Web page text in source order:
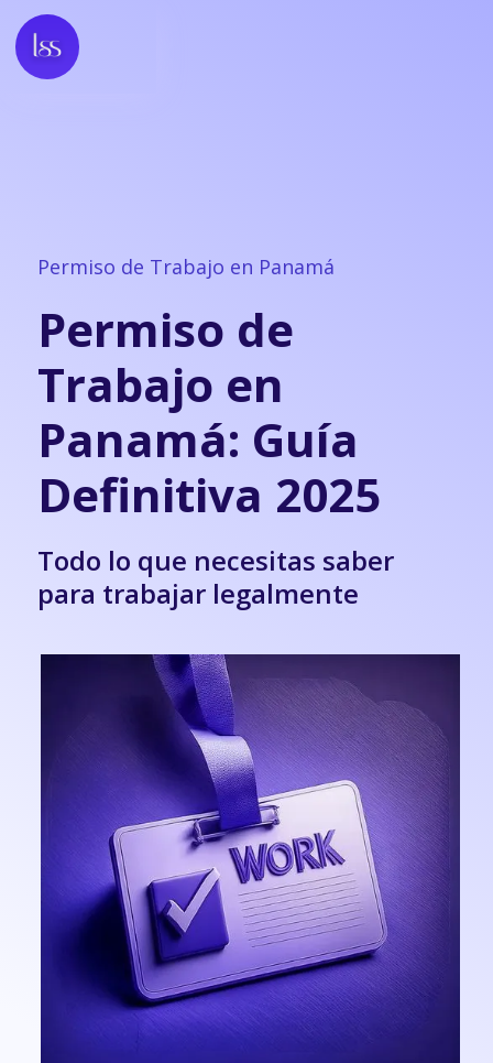
Permiso de Trabajo en Panamá
Permiso de
Trabajo en
Panamá: Guía
Definitiva 2025
Todo lo que necesitas saber
para trabajar legalmente